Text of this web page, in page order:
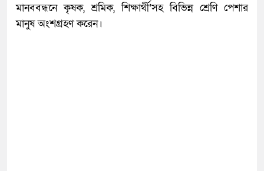
মানববন্ধনে কৃষক, শ্রমিক, শিক্ষার্থী’সহ বিভিন্ন শ্রেণি পেশার
মানুষ অংশগ্রহণ করেন।